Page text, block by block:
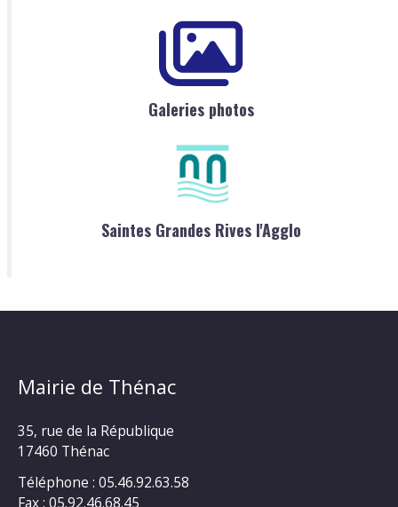
Galeries photos
Saintes Grandes Rives l'Agglo
Mairie de Thénac
35, rue de la République
17460 Thénac
Téléphone : 05.46.92.63.58
Fax : 05.92.46.68.45